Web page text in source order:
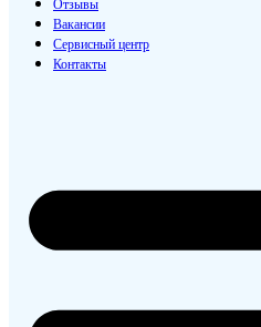
Отзывы
Вакансии
Сервисный центр
Контакты